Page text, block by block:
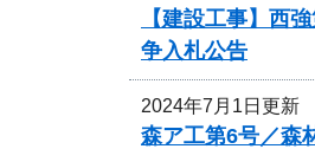
【建設工事】西
争入札公告
2024年7月1日更新
森ア工第6号／森